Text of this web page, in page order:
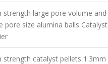
strength large pore volume and
pore size alumina balls Catalyst
strength catalyst pellets 1.3mm